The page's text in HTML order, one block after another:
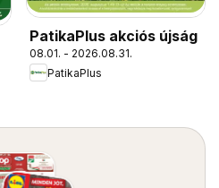
PatikaPlus akciós újság
08.01. - 2026.08.31.
PatikaPlus